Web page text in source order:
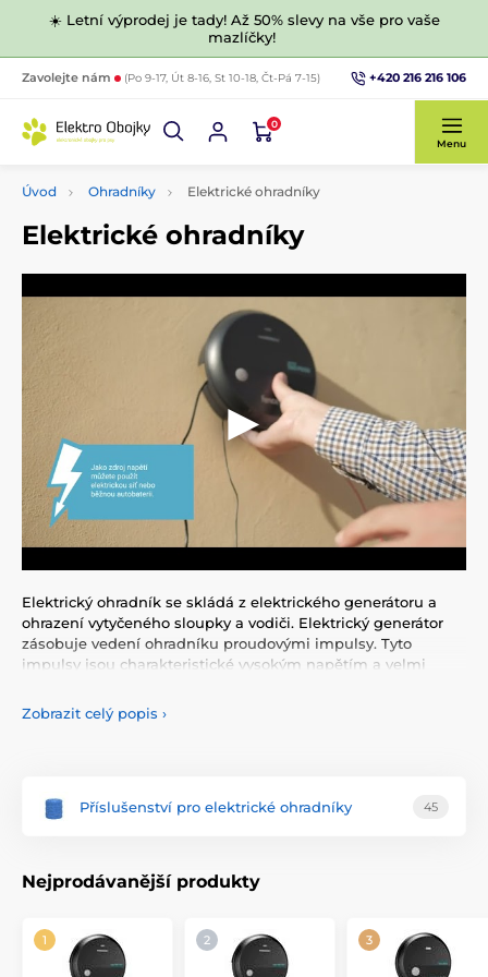
☀️ Letní výprodej je tady! Až 50% slevy na vše pro vaše
mazlíčky!
Zavolejte nám (Po 9-17, Út 8-16, St 10-18, Čt-Pá 7-15) +420 216 216 106
0
Menu
Úvod Ohradníky Elektrické ohradníky
Elektrické ohradníky
Elektrický ohradník se skládá z elektrického generátoru a
ohrazení vytyčeného sloupky a vodiči. Elektrický generátor
zásobuje vedení ohradníku proudovými impulsy. Tyto
impulsy jsou charakteristické vysokým napětím a velmi
nepříjemný a zvířata se učí rychle ohradník respektovat.
Elektrický ohradník není jen fyzická, ale i psychická
Flexibilní obměňování a překládání výběhu je možné dle
potřeby. Rychlé a lehké sestavené a demontáž dočasných
Určeno pro hlídání i ochranu různých zvířat
V porovnání s jinými oploceními nezpůsobuje zvířatům
Zobrazit celý popis ›
Příslušenství pro elektrické ohradníky 45
Nejprodávanější produkty